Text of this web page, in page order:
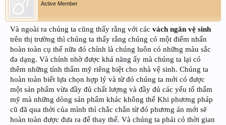
Active Member
Và ngoài ra chúng ta cũng thấy rằng với các vách ngăn vệ sinh
trên thị trường thì chúng ta thấy rằng chúng có một điểm nhấn
hoàn toàn cụ thể nữa đó chính là chúng luôn có những màu sắc
đa dạng. Và chính nhờ được khả năng ấy mà chúng ta lại có
thêm những tính thẩm mỹ riêng biệt cho nhà vệ sinh. Chúng ta
hoàn toàn biết lựa chọn hợp lý và từ đó chúng ta mới có được
một sản phẩm vừa đầy đủ chất lượng và đầy đủ các yếu tố thẩm
mỹ mà những dòng sản phẩm khác không thể Khi phương pháp
cũ đã qua thời của mình thì chắc chắn từ đó phương án mới sẽ
hoàn toàn được đưa ra để thay thế. Và chúng ta phải có thời gian